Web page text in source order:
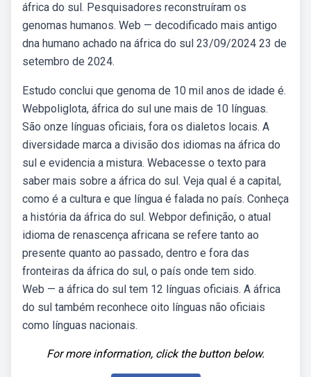
áfrica do sul. Pesquisadores reconstruíram os
genomas humanos. Web — decodificado mais antigo
dna humano achado na áfrica do sul 23/09/2024 23 de
setembro de 2024.
Estudo conclui que genoma de 10 mil anos de idade é.
Webpoliglota, áfrica do sul une mais de 10 línguas.
São onze línguas oficiais, fora os dialetos locais. A
diversidade marca a divisão dos idiomas na áfrica do
sul e evidencia a mistura. Webacesse o texto para
saber mais sobre a áfrica do sul. Veja qual é a capital,
como é a cultura e que língua é falada no país. Conheça
a história da áfrica do sul. Webpor definição, o atual
idioma de renascença africana se refere tanto ao
presente quanto ao passado, dentro e fora das
fronteiras da áfrica do sul, o país onde tem sido.
Web — a áfrica do sul tem 12 línguas oficiais. A áfrica
do sul também reconhece oito línguas não oficiais
como línguas nacionais.
For more information, click the button below.